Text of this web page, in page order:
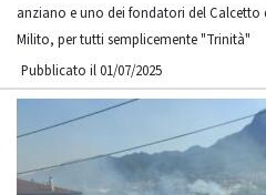
anziano e uno dei fondatori del Calcetto
Milito, per tutti semplicemente "Trinità"
Pubblicato il 01/07/2025